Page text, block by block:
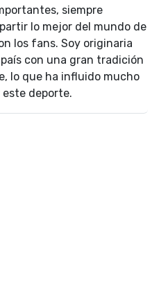
siempre
lo mejor del mundo de
los fans. Soy originaria
con una gran tradición
lo que ha influido mucho
este deporte.